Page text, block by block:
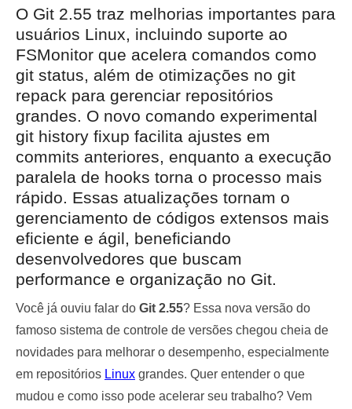
O Git 2.55 traz melhorias importantes para
usuários Linux, incluindo suporte ao
FSMonitor que acelera comandos como
git status, além de otimizações no git
repack para gerenciar repositórios
grandes. O novo comando experimental
git history fixup facilita ajustes em
commits anteriores, enquanto a execução
paralela de hooks torna o processo mais
rápido. Essas atualizações tornam o
gerenciamento de códigos extensos mais
eficiente e ágil, beneficiando
desenvolvedores que buscam
performance e organização no Git.
Você já ouviu falar do Git 2.55? Essa nova versão do
famoso sistema de controle de versões chegou cheia de
novidades para melhorar o desempenho, especialmente
em repositórios Linux grandes. Quer entender o que
mudou e como isso pode acelerar seu trabalho? Vem